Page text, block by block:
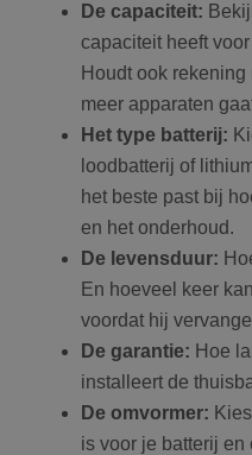
De capaciteit:
capaciteit heeft
Houdt ook
meer apparaten
Het type batterij:
loodbatterij of
het beste past bij
en het onderhoud.
De levensduur:
En hoeveel keer
voordat hij
De garantie: Hoe
installeert de
De omvormer:
is voor je batterij
Naam
wp-